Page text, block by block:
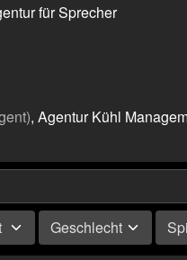
für Sprecher
, Agentur Kühl
Geschlecht